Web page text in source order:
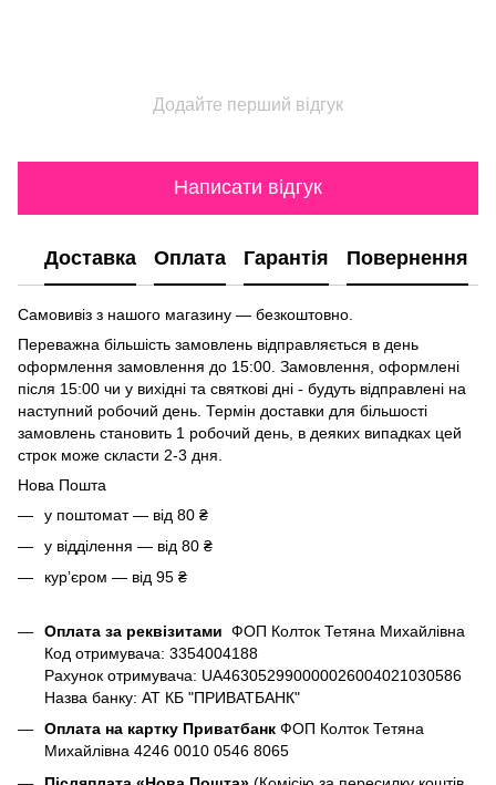
Додайте перший відгук
Написати відгук
Доставка Оплата Гарантія Повернення
Самовивіз з нашого магазину — безкоштовно.
Переважна більшість замовлень відправляється в день
оформлення замовлення до 15:00. Замовлення, оформлені
після 15:00 чи у вихідні та святкові дні - будуть відправлені на
наступний робочий день. Термін доставки для більшості
замовлень становить 1 робочий день, в деяких випадках цей
строк може скласти 2-3 дня.
Нова Пошта
у поштомат — від 80 ₴
у відділення — від 80 ₴
курʼєром — від 95 ₴
Оплата за реквізитами ФОП Колток Тетяна Михайлівна
Код отримувача: 3354004188
Рахунок отримувача: UA463052990000026004021030586
Назва банку: АТ КБ "ПРИВАТБАНК"
Оплата на картку Приватбанк ФОП Колток Тетяна
Михайлівна 4246 0010 0546 8065